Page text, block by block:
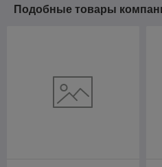
Подобные товары